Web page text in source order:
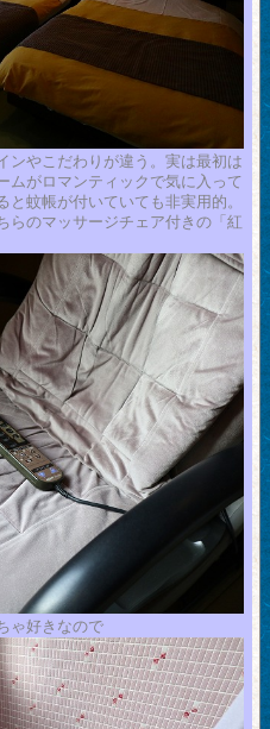
ンやこだわりが違う。実は最初は
ムがロマンティックで気に入って
蚊帳が付いていても非実用的。
らのマッサージチェア付きの「紅
ゃ好きなので